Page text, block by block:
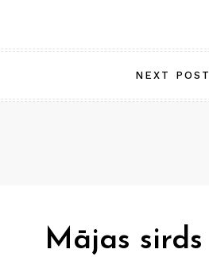
NEXT POST
Mājas sirds